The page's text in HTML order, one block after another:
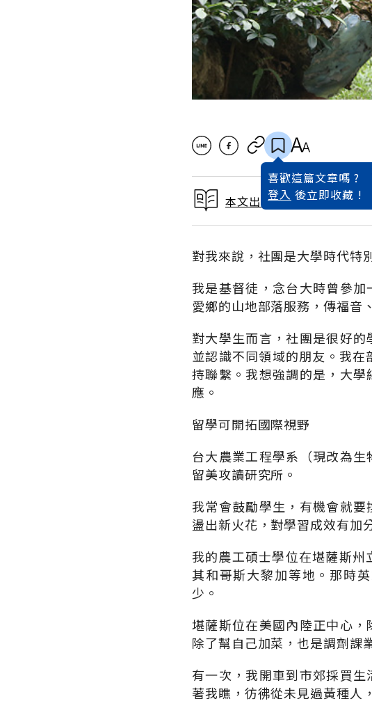
喜歡這篇文章嗎 ?
登入 後立即收藏 !
本文出自2017大學暨技職
對我來說，社團是大學時代特
我是基督徒，念台大時曾參
愛鄉的山地部落服務，傳福音
對大學生而言，社團是很好
並認識不同領域的朋友。我
持聯繫。我想強調的是，大
應。
留學可開拓國際視野
台大農業工程學系（現改為
留美攻讀研究所。
我常會鼓勵學生，有機會就
盪出新火花，對學習成效有加
我的農工碩士學位在堪薩斯
其和哥斯大黎加等地。那時
少。
堪薩斯位在美國內陸正中心，
除了幫自己加菜，也是調劑課
有一次，我開車到市郊採買
著我瞧，彷彿從未見過黃種人